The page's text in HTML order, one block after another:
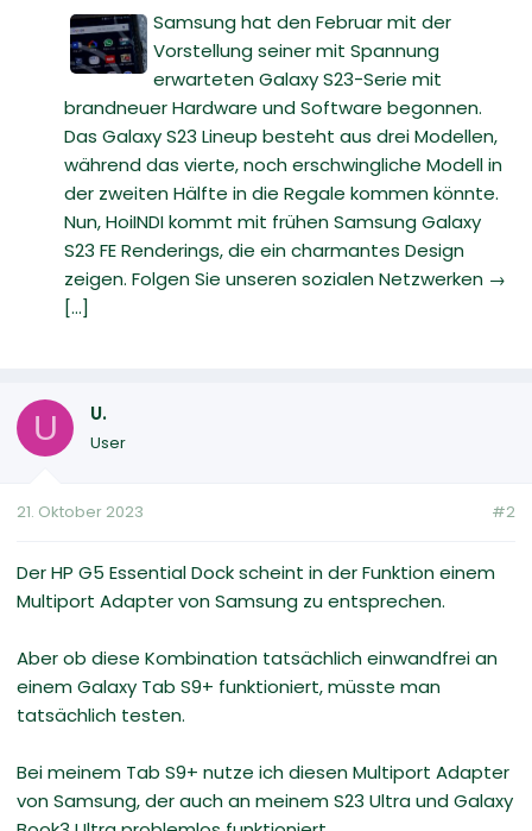
Samsung hat den Februar mit der
Vorstellung seiner mit Spannung
erwarteten Galaxy S23-Serie mit
brandneuer Hardware und Software begonnen.
Das Galaxy S23 Lineup besteht aus drei Modellen,
während das vierte, noch erschwingliche Modell in
der zweiten Hälfte in die Regale kommen könnte.
Nun, HoiINDI kommt mit frühen Samsung Galaxy
S23 FE Renderings, die ein charmantes Design
zeigen. Folgen Sie unseren sozialen Netzwerken →
[...]
U U.
User
21. Oktober 2023 #2
Der HP G5 Essential Dock scheint in der Funktion einem
Multiport Adapter von Samsung zu entsprechen.
Aber ob diese Kombination tatsächlich einwandfrei an
einem Galaxy Tab S9+ funktioniert, müsste man
tatsächlich testen.
Bei meinem Tab S9+ nutze ich diesen Multiport Adapter
von Samsung, der auch an meinem S23 Ultra und Galaxy